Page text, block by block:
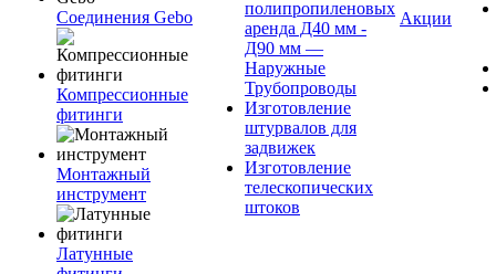
Соединения Gebo
Компрессионные
фитинги
Монтажный
инструмент
Латунные
полипропиленовых
аренда Д40 мм -
Д90 мм —
Наружные
Трубопроводы
Изготовление
штурвалов для
задвижек
Изготовление
телескопических
штоков
Акции